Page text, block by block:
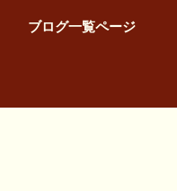
ブログ一覧ページ